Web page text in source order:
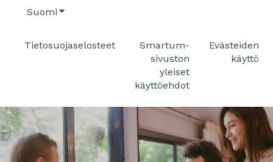
Suomi Näytä käännöksien alavalikko
Tietosuojaselosteet
Smartum-
sivuston
yleiset
käyttöehdot
Evästeiden
käyttö